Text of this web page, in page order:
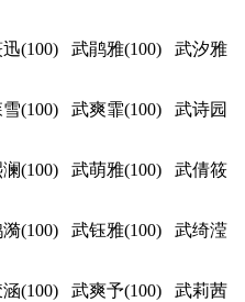
(100) 武鹃雅(100) 武汐雅
(100) 武爽霏(100) 武诗园
(100) 武萌雅(100) 武倩筱
(100) 武钰雅(100) 武绮滢
(100) 武爽予(100) 武莉茜